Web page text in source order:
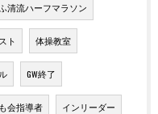
清流ハーフマラソン
ト 体操教室
GW終了
会指導者 インリーダー